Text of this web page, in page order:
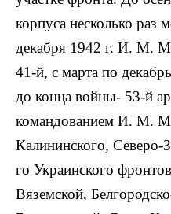
корпуса несколько
декабря 1942 г. И. М.
41-й, с марта по
до конца войны- 53-й
командованием И. М.
Калининского, Северо-
го Украинского
Вяземской,